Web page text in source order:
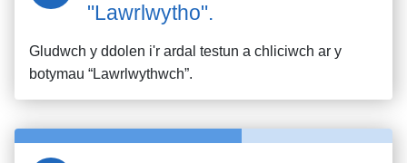
"Lawrlwytho".
Gludwch y ddolen i'r ardal testun a chliciwch ar y
botymau “Lawrlwythwch”.